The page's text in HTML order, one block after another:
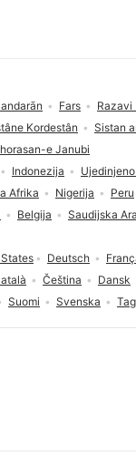
Deutsch
Čeština Dansk
Suomi Svenska
Indonezija
Afrika Nigerija Peru
Belgija Saudijska
Fars Razavi
Kordestân Sistan
e Janubi